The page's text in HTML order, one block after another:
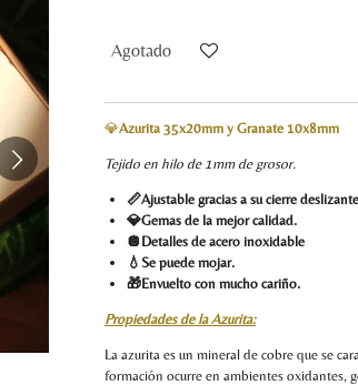
Agotado
💎Azurita 35x20mm y Granate 10x8mm
Tejido en hilo de 1mm de grosor.
📏Ajustable gracias a su cierre
💎Gemas de la mejor calidad.
🪩Detalles de acero inoxidable
💧Se puede mojar.
🎁Envuelto con mucho cariño.
Propiedades de la Azurita:
La azurita es un mineral de cobre que se
formación ocurre en ambientes oxidantes,